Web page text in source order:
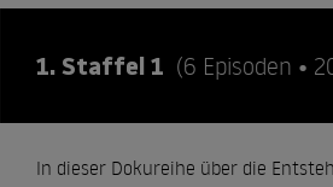
1. Staffel 1 (6 Episoden •
In dieser Dokureihe über die